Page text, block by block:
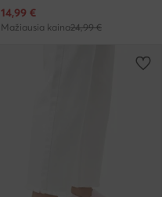
Dabartinė kaina
14,99 €
Mažiausia kaina24,99 €